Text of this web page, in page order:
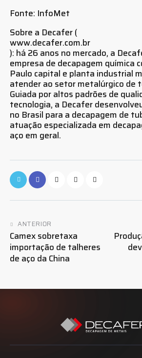
Fonte: InfoMet
Sobre a Decafer (
www.decafer.com.br
): há 26 anos no mercado, a
empresa de decapagem química
Paulo capital e planta industrial
atender ao setor metalúrgico de
Guiada por altos padrões de
tecnologia, a Decafer
no Brasil para a decapagem de
atuação especializada em
aço em geral.
ANTERIOR
Camex sobretaxa
importação de talheres
de aço da China